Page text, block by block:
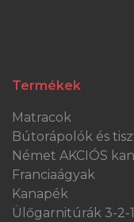
Termékek
Matracok
Bútorápolók és
Német AKCIÓS
Franciaágyak
Kanapék
Ülőgarnitúrák 3-2-1